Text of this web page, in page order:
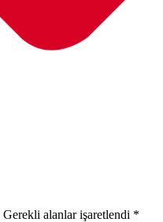
Gerekli alanlar işaretlendi *